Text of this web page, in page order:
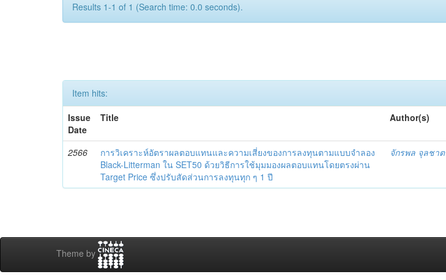
Results 1-1 of 1 (Search time: 0.0 seconds).
Item hits:
Issue
Date
Title Author(s)
2566
การวิเคราะห์อัตราผลตอบแทนและความเสี่ยงของการลงทุนตามแบบจำลอง
Black-Litterman ใน SET50 ด้วยวิธีการใช้มุมมองผลตอบแทนโดยตรงผ่าน
Target Price ซึ่งปรับสัดส่วนการลงทุนทุก ๆ 1 ปี
จักรพล จุลชาต
Theme by